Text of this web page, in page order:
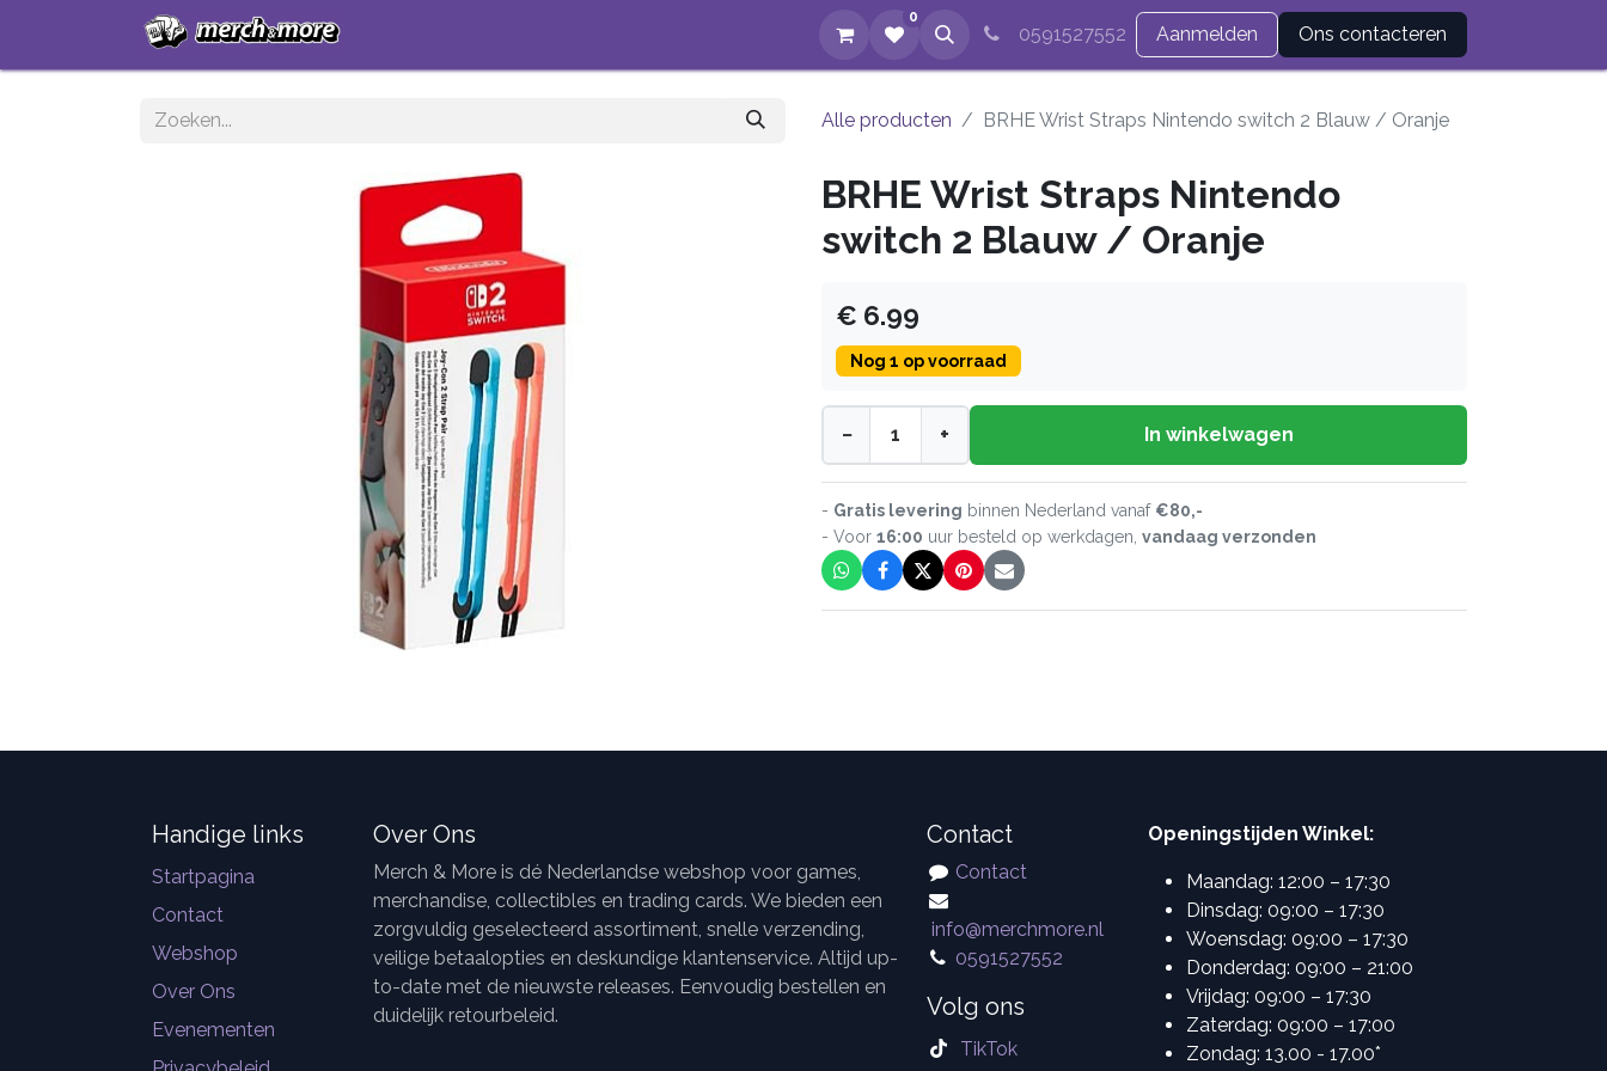
Over ons Reparaties
0
0591527552 Aanmelden Ons contacteren
Alle producten BRHE Wrist Straps Nintendo switch 2 Blauw / Oranje
BRHE Wrist Straps Nintendo
switch 2 Blauw / Oranje
€ 6.99
Nog 1 op voorraad
− + In winkelwagen
- Gratis levering binnen Nederland vanaf €80,-
- Voor 16:00 uur besteld op werkdagen, vandaag verzonden
Handige links
Startpagina
Contact
Webshop
Over Ons
Evenementen
Over Ons
Merch & More is dé Nederlandse webshop voor games,
merchandise, collectibles en trading cards. We bieden een
zorgvuldig geselecteerd assortiment, snelle verzending,
veilige betaalopties en deskundige klantenservice. Altijd up-
to-date met de nieuwste releases. Eenvoudig bestellen en
duidelijk retourbeleid.
Contact
Contact
info@merchmore.nl
0591527552
Volg ons
TikTok
Openingstijden Winkel:
Maandag: 12:00 – 17:30
Dinsdag: 09:00 – 17:30
Woensdag: 09:00 – 17:30
Donderdag: 09:00 – 21:00
Vrijdag: 09:00 – 17:30
Zaterdag: 09:00 – 17:00
Zondag: 13.00 - 17.00*